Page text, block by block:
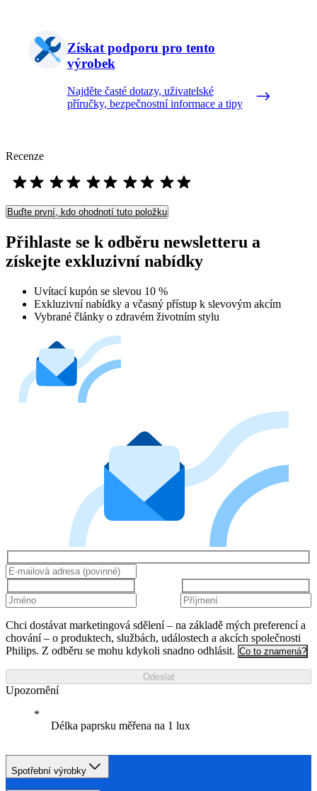
Získat podporu pro tento
výrobek
Najděte časté dotazy, uživatelské
příručky, bezpečnostní informace a tipy
Recenze
Buďte první, kdo ohodnotí tuto položku
Přihlaste se k odběru newsletteru a
získejte exkluzivní nabídky
Uvítací kupón se slevou 10 %
Exkluzivní nabídky a včasný přístup k slevovým akcím
Vybrané články o zdravém životním stylu
Chci dostávat marketingová sdělení – na základě mých preferencí a
chování – o produktech, službách, událostech a akcích společnosti
Philips. Z odběru se mohu kdykoli snadno odhlásit. Co to znamená?
Odeslat
Upozornění
Délka paprsku měřena na 1 lux
Spotřební výrobky